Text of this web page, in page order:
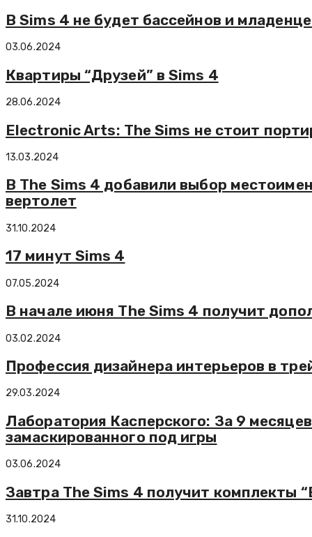
В Sims 4 не будет бассейнов и
03.06.2024
Квартиры “Друзей” в Sims 4
28.06.2024
Electronic Arts: The Sims не стоит
13.03.2024
В The Sims 4 добавили выбор
вертолет
31.10.2024
17 минут Sims 4
07.05.2024
В начале июня The Sims 4 получит
03.02.2024
Профессия дизайнера интерьеров в
29.03.2024
Лаборатория Касперского: За 9
замаскированного под игры
03.06.2024
Завтра The Sims 4 получит комплекты
31.10.2024